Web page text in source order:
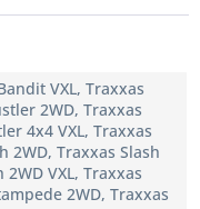
VXL, Traxxas
2WD, Traxxas
4x4 VXL, Traxxas
2WD, Traxxas Slash
2WD VXL, Traxxas
2WD, Traxxas